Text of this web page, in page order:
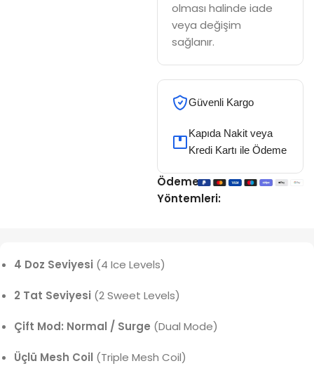
olması halinde iade
veya değişim
sağlanır.
Güvenli Kargo
Kapıda Nakit veya
Kredi Kartı ile Ödeme
Ödeme
Yöntemleri:
4 Doz Seviyesi (4 Ice Levels)
2 Tat Seviyesi (2 Sweet Levels)
Çift Mod: Normal / Surge (Dual Mode)
Üçlü Mesh Coil (Triple Mesh Coil)